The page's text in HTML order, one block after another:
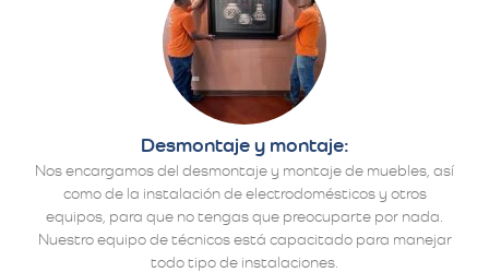
Desmontaje y montaje:
Nos encargamos del desmontaje y montaje de muebles, así
como de la instalación de electrodomésticos y otros
equipos, para que no tengas que preocuparte por nada.
Nuestro equipo de técnicos está capacitado para manejar
todo tipo de instalaciones.